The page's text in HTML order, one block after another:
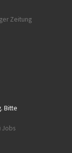
Zeitung
Bitte
Jobs